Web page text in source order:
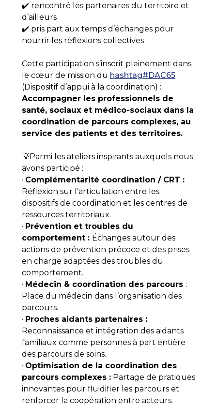
✔️ rencontré les partenaires du territoire et
d’ailleurs
✔️ pris part aux temps d’échanges pour
nourrir les réflexions collectives
Cette participation s’inscrit pleinement dans
le cœur de mission du hashtag#DAC65
(Dispositif d’appui à la coordination) :
Accompagner les professionnels de
santé, sociaux et médico-sociaux dans la
coordination de parcours complexes, au
service des patients et des territoires.
💡Parmi les ateliers inspirants auxquels nous
avons participé :
· Complémentarité coordination / CRT :
Réflexion sur l’articulation entre les
dispositifs de coordination et les centres de
ressources territoriaux.
· Prévention et troubles du
comportement : Échanges autour des
actions de prévention précoce et des prises
en charge adaptées des troubles du
comportement.
· Médecin & coordination des parcours :
Place du médecin dans l’organisation des
parcours.
· Proches aidants partenaires :
Reconnaissance et intégration des aidants
familiaux comme personnes à part entière
des parcours de soins.
· Optimisation de la coordination des
parcours complexes : Partage de pratiques
innovantes pour fluidifier les parcours et
renforcer la coopération entre acteurs.